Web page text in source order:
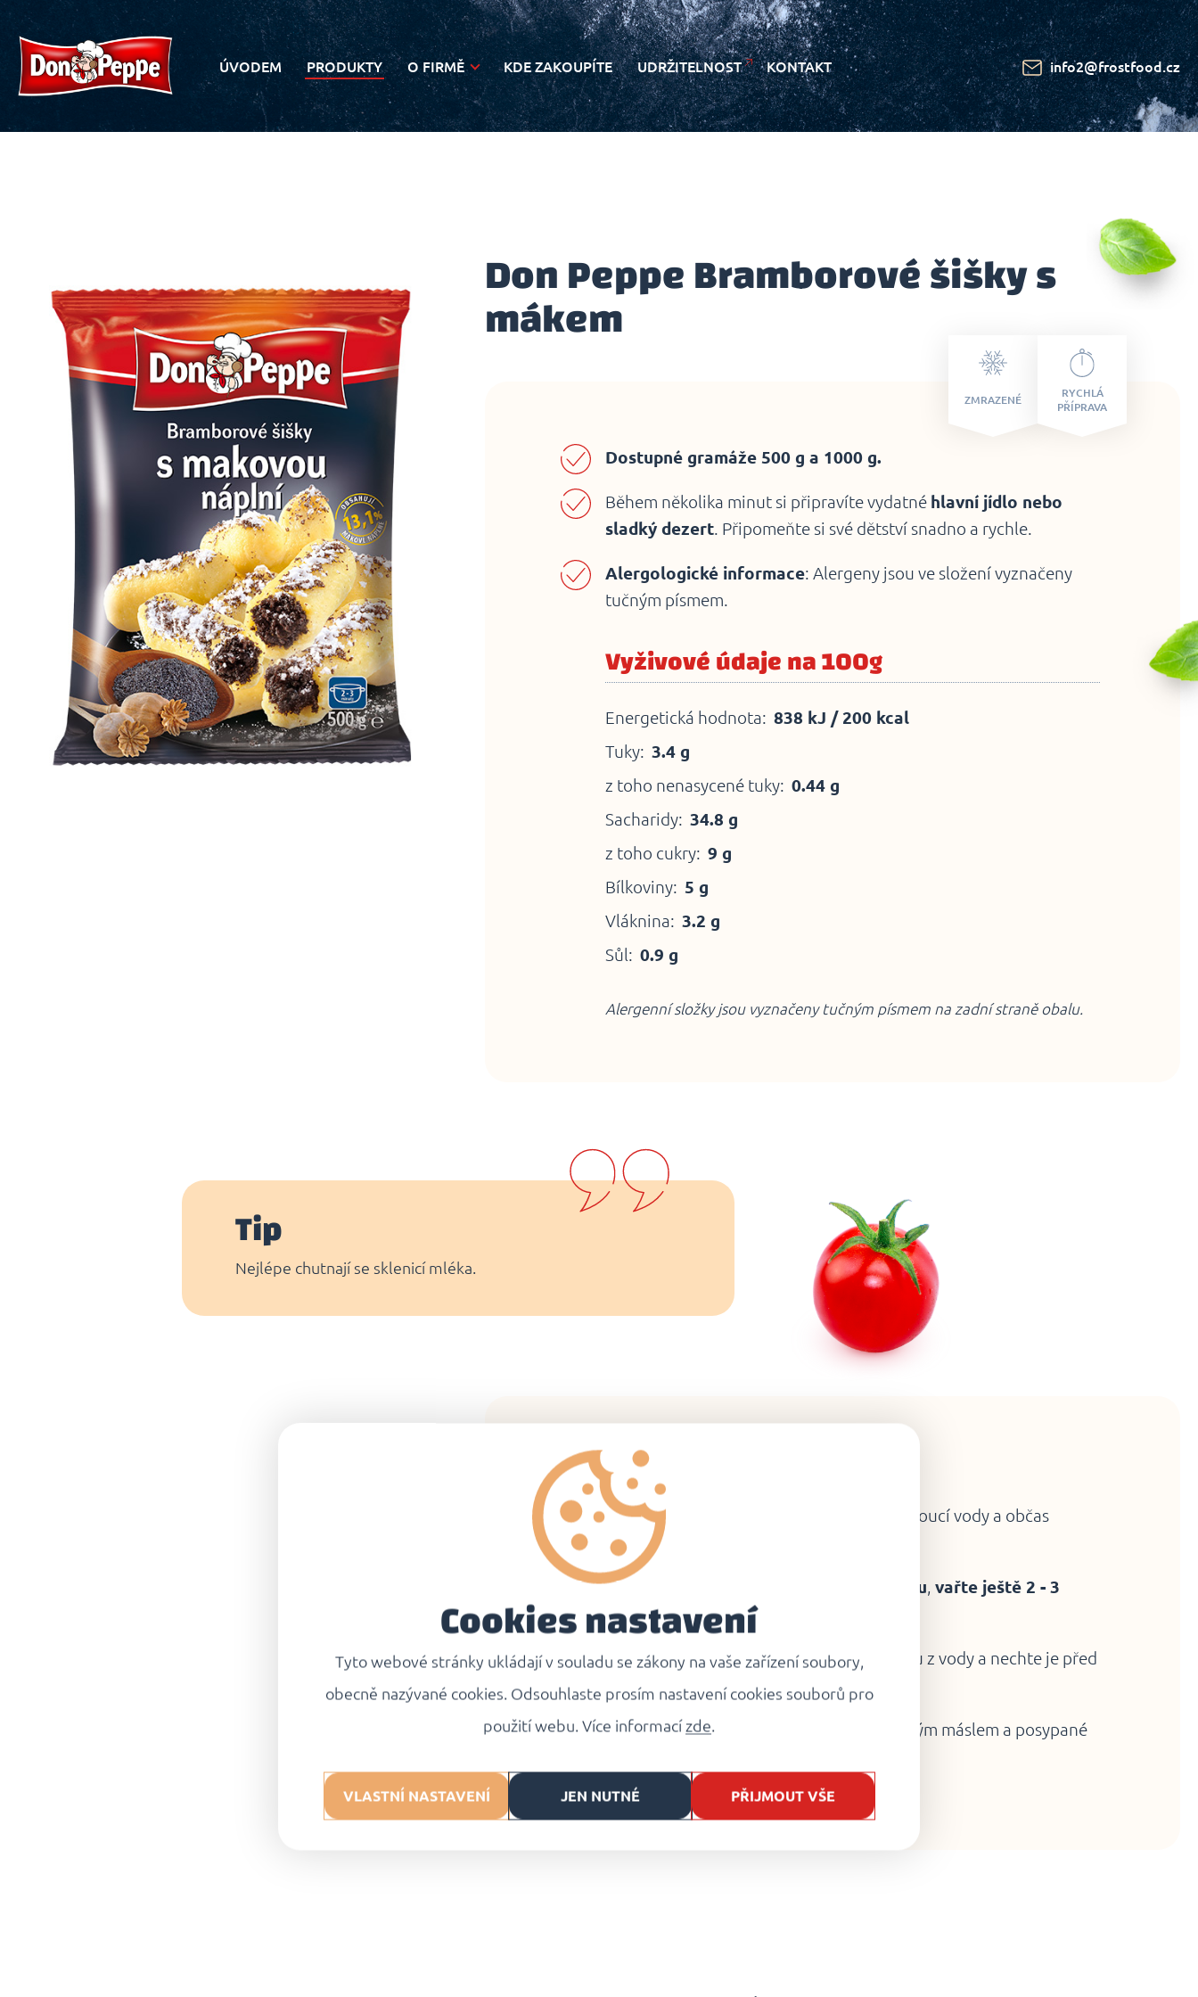
ÚVODEM PRODUKTY O FIRMĚ
NOVINKY
KDE ZAKOUPÍTE UDRŽITELNOST KONTAKT info2@frostfood.cz
Don Peppe Bramborové šišky s
mákem
Dostupné gramáže 500 g a 1000 g.
Během několika minut si připravíte vydatné hlavní jídlo nebo
sladký dezert. Připomeňte si své dětství snadno a rychle.
Alergologické informace: Alergeny jsou ve složení vyznačeny
tučným písmem.
Vyživové údaje na 100g
Energetická hodnota: 838 kJ / 200 kcal
Tuky: 3.4 g
z toho nenasycené tuky: 0.44 g
Sacharidy: 34.8 g
z toho cukry: 9 g
Bílkoviny: 5 g
Vláknina: 3.2 g
Sůl: 0.9 g
Alergenní složky jsou vyznačeny tučným písmem na zadní straně obalu.
ZMRAZENÉ
RYCHLÁ
PŘÍPRAVA
Tip
Nejlépe chutnají se sklenicí mléka.
Návod na přípravu
Zmrazené šišky vložte do mírně osolené vroucí vody a občas
promíchejte.
Jakmile všechny šišky vyplavou na hladinu, vařte ještě 2 - 3
minutyzamírného varu
Uvařené šišky opatrně vyjměte naběračkou z vody a nechte je před
servírováním alespoň 1 minutu odstát
Doporučujeme
podávat polité rozpuštěným máslem a posypané
Cookies nastavení
Tyto webové stránky ukládají v souladu se zákony na vaše zařízení soubory,
obecně nazývané cookies. Odsouhlaste prosím nastavení cookies souborů pro
použití webu. Více informací zde.
VLASTNÍ NASTAVENÍ JEN NUTNÉ PŘIJMOUT VŠE